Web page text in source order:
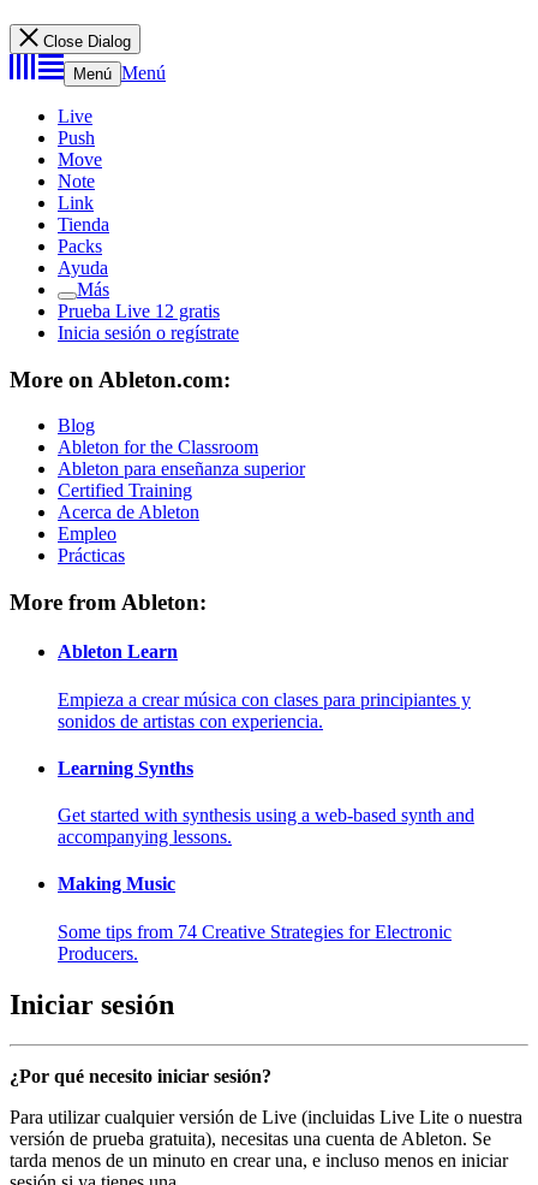
Close Dialog
Menú Menú
Live
Push
Move
Note
Link
Tienda
Packs
Ayuda
Más
Prueba Live 12 gratis
Inicia sesión o regístrate
More on Ableton.com:
Blog
Ableton for the Classroom
Ableton para enseñanza superior
Certified Training
Acerca de Ableton
Empleo
Prácticas
More from Ableton:
Ableton Learn
Empieza a crear música con clases para principiantes y
sonidos de artistas con experiencia.
Learning Synths
Get started with synthesis using a web-based synth and
accompanying lessons.
Making Music
Some tips from 74 Creative Strategies for Electronic
Producers.
Iniciar sesión
¿Por qué necesito iniciar sesión?
Para utilizar cualquier versión de Live (incluidas Live Lite o nuestra
versión de prueba gratuita), necesitas una cuenta de Ableton. Se
tarda menos de un minuto en crear una, e incluso menos en iniciar